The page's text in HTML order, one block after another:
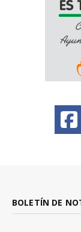
BOLETÍN DE